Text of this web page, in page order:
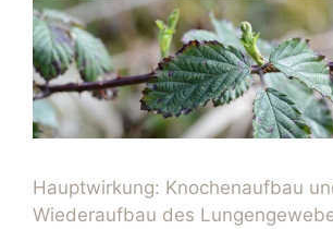
Hauptwirkung: Knochenaufbau
Wiederaufbau des